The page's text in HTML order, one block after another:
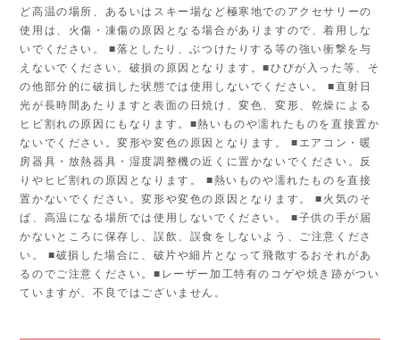
ど高温の場所、あるいはスキー場など極寒地でのアクセサリーの
使用は、火傷・凍傷の原因となる場合がありますので、着用しな
いでください。 ■落としたり、ぶつけたりする等の強い衝撃を与
えないでください。破損の原因となります。■ひびが入った等、そ
の他部分的に破損した状態では使用しないでください。 ■直射日
光が長時間あたりますと表面の日焼け、変色、変形、乾燥による
ヒビ割れの原因にもなります。■熱いものや濡れたものを直接置か
ないでください。変形や変色の原因となります。 ■エアコン・暖
房器具・放熱器具・湿度調整機の近くに置かないでください。反
りやヒビ割れの原因となります。 ■熱いものや濡れたものを直接
置かないでください。変形や変色の原因となります。 ■火気のそ
ば、高温になる場所では使用しないでください。 ■子供の手が届
かないところに保存し、誤飲、誤食をしないよう、ご注意くださ
い。 ■破損した場合に、破片や細片となって飛散するおそれがあ
るのでご注意ください。■レーザー加工特有のコゲや焼き跡がつい
ていますが、不良ではございません。